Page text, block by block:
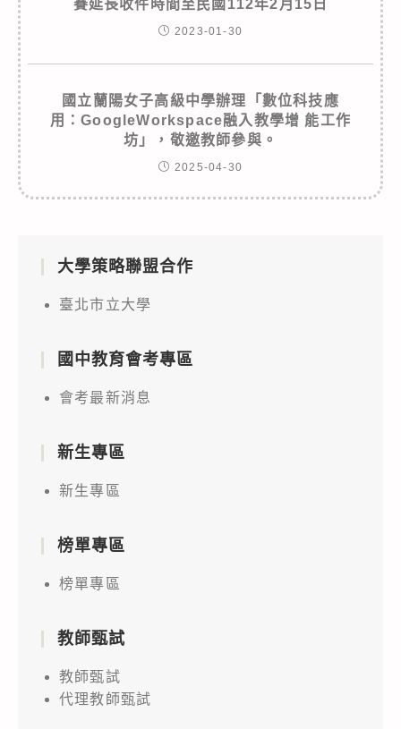
賽延長收件時間至民國112年2月15日
2023-01-30
國立蘭陽女子高級中學辦理「數位科技應
用：GoogleWorkspace融入教學增 能工作
坊」，敬邀教師參與。
2025-04-30
大學策略聯盟合作
臺北市立大學
國中教育會考專區
會考最新消息
新生專區
新生專區
榜單專區
榜單專區
教師甄試
教師甄試
代理教師甄試